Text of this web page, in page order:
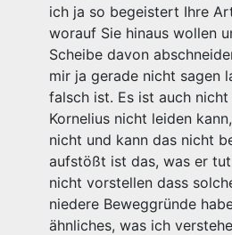
ich ja so begeistert Ihre
worauf Sie hinaus wollen
Scheibe davon
mir ja gerade nicht sagen
falsch ist. Es ist auch
Kornelius nicht leiden
nicht und kann das nicht
aufstößt ist das, was er
nicht vorstellen dass
niedere Beweggründe
ähnliches, was ich